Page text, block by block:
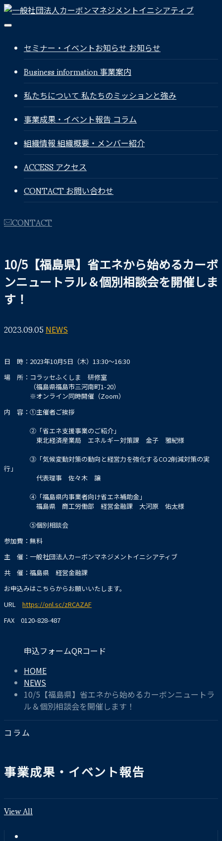
セミナー・イベントお知らせお知らせ
Business information事業案内
私たちについて私たちのミッションと強み
事業成果・イベント報告コラム
組織情報組織概要・メンバー紹介
ACCESSアクセス
CONTACTお問い合わせ
CONTACT
10/5【福島県】省エネから始めるカーボ
ンニュートラル＆個別相談会を開催しま
す！
2023.09.05 NEWS
日 時：2023年10月5日（木）13:30～16:30
場 所：コラッセふくしま 研修室
（福島県福島市三河南町1-20）
※オンライン同時開催（Zoom）
内 容：①主催者ご挨拶
②「省エネ支援事業のご紹介」
東北経済産業局 エネルギー対策課 金子 雅紀様
③「気候変動対策の動向と経営力を強化するCO2削減対策の実
行」
代表理事 佐々木 譲
④「福島県内事業者向け省エネ補助金」
福島県 商工労働部 経営金融課 大河原 佑太様
⑤個別相談会
参加費：無料
主 催：一般社団法人カーボンマネジメントイニシアティブ
共 催：福島県 経営金融課
お申込みはこちらからお願いいたします。
URL https://onl.sc/zRCAZAF
FAX 0120-828-487
申込フォームQRコード
HOME
NEWS
10/5【福島県】省エネから始めるカーボンニュートラ
ル＆個別相談会を開催します！
コラム
事業成果・イベント報告
View All